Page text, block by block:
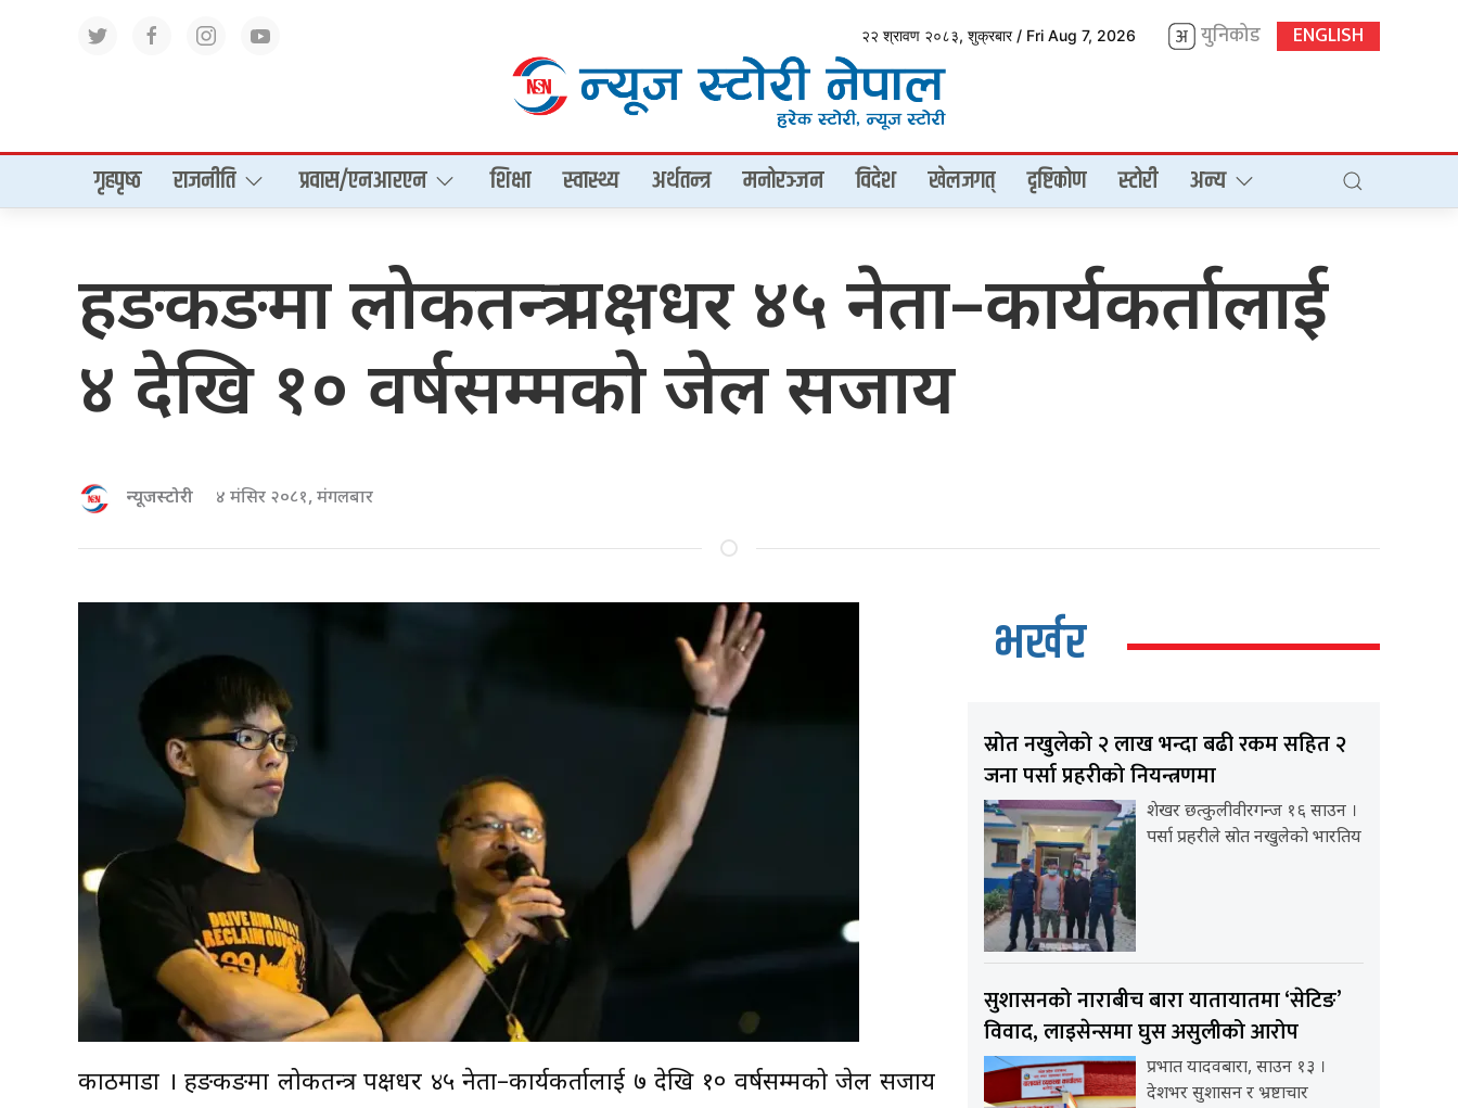
२२ श्रावण २०८३, शुक्रबार / Fri Aug 7, 2026 युनिकोड ENGLISH
गृहपृष्‍ठ राजनीति प्रवास/एनआरएन शिक्षा स्वास्थ्य अर्थतन्त्र मनोरञ्जन विदेश खेलजगत् दृष्टिकोण स्टोरी अन्य
हङकङमा लोकतन्त्र पक्षधर ४५ नेता–कार्यकर्तालाई
४ देखि १० वर्षसम्मको जेल सजाय
न्यूजस्टोरी ४ मंसिर २०८१, मंगलबार
काठमाडौं । हङकङमा लोकतन्त्र पक्षधर ४५ नेता–कार्यकर्तालाई ७ देखि १० वर्षसम्मको जेल सजाय
भर्खर
स्रोत नखुलेको २ लाख भन्दा बढी रकम सहित २
जना पर्सा प्रहरीको नियन्त्रणमा
शेखर छत्कुलीवीरगन्ज १६ साउन ।
पर्सा प्रहरीले स्रोत नखुलेको भारतिय
सुशासनको नाराबीच बारा यातायातमा ‘सेटिङ’
विवाद, लाइसेन्समा घुस असुलीको आरोप
प्रभात यादवबारा, साउन १३ ।
देशभर सुशासन र भ्रष्टाचार